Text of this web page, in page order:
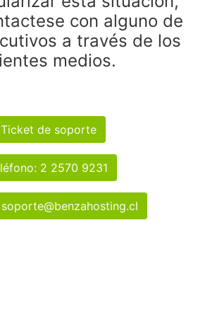
con alguno de
a través de los
medios.
de soporte
2 2570 9231